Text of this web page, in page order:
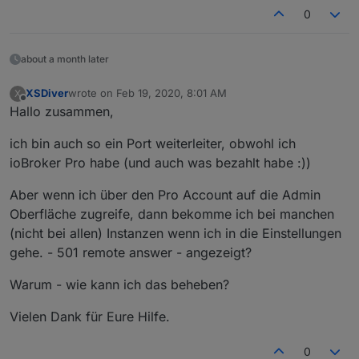
0
about a month later
X
Offline
XSDiverwrote on Feb 19, 2020, 8:01 AM
last edited by
Hallo zusammen,
ich bin auch so ein Port weiterleiter, obwohl ich
ioBroker Pro habe (und auch was bezahlt habe :))
Aber wenn ich über den Pro Account auf die Admin
Oberfläche zugreife, dann bekomme ich bei manchen
(nicht bei allen) Instanzen wenn ich in die Einstellungen
gehe. - 501 remote answer - angezeigt?
Warum - wie kann ich das beheben?
Vielen Dank für Eure Hilfe.
0